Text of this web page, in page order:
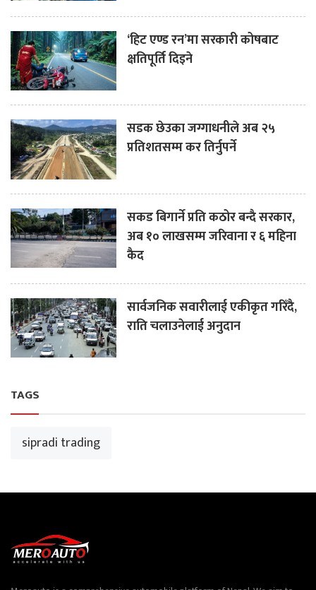
‘हिट एण्ड रन’मा सरकारी कोषबाट
क्षतिपूर्ति दिइने
सडक छेउका जग्गाधनीले अब २५
प्रतिशतसम्म कर तिर्नुपर्ने
सकड बिगार्ने प्रति कठोर बन्दै सरकार,
अब १० लाखसम्म जरिवाना र ६ महिना
कैद
सार्वजनिक सवारीलाई एकीकृत गरिँदै,
राति चलाउनेलाई अनुदान
TAGS
sipradi trading